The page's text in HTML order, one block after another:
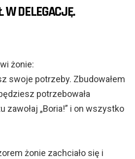
DELEGACJĘ.
żonie:
swoje potrzeby. Zbudowałem
potrzebowała
zawołaj „Boria!” i on wszystko
żonie zachciało się i